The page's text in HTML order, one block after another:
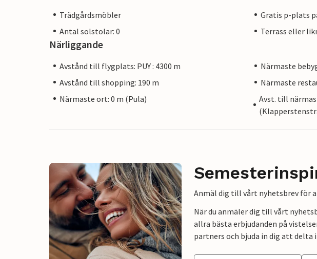
Trädgårdsmöbler
Gratis p-plats
Antal solstolar: 0
Terrass eller
Närliggande
Avstånd till flygplats: PUY : 4300 m
Närmaste
Avstånd till shopping: 190 m
Närmaste
Närmaste ort: 0 m (Pula)
Avst. till
Anmäl dig till vårt nyhetsbrev för
När du anmäler dig till vårt
allra bästa erbjudanden på
partners och bjuda in dig att delta